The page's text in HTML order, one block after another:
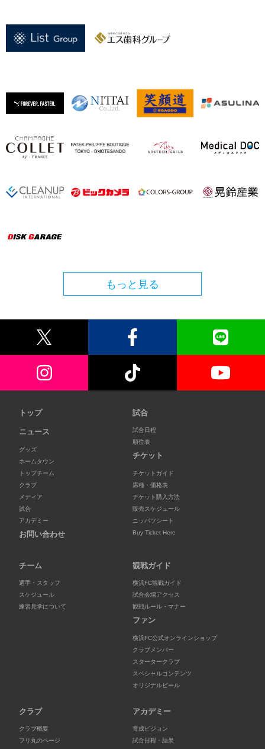
もっと見る
トップ
ニュース
グッズ
ホームタウン
トップチーム
クラブ
メディア
試合
アカデミー
お問い合わせ
試合
試合日程
順位表
チケット
チケットガイド
席種・価格表
チケット購入方法
販売スケジュール
ニッパツシート
Buy Ticket Here
チーム
選手・スタッフ
スケジュール
練習見学について
観戦ガイド
横浜FC観戦ガイド
試合会場アクセス
観戦ルール・マナー
ファン
横浜FC公式オンラインショップ
クラブメンバー
スタータークラブ
スペシャルコンテンツ
オリジナルビール
クラブ
クラブ概要
フリ丸のページ
アカデミー
育成ビジョン
試合日程・結果